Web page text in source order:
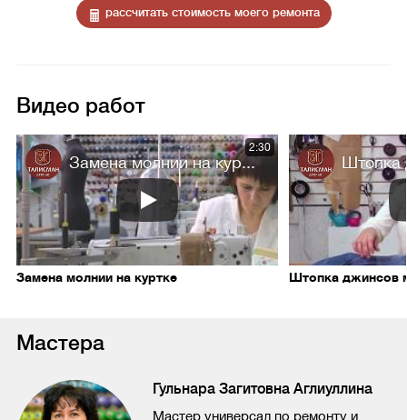
рассчитать стоимость моего ремонта
Видео работ
Замена молнии на кур...
2:30
Замена молнии на куртке
Штопка
Штопка джинсов
Мастера
Гульнара Загитовна Аглиуллина
Мастер универсал по ремонту и